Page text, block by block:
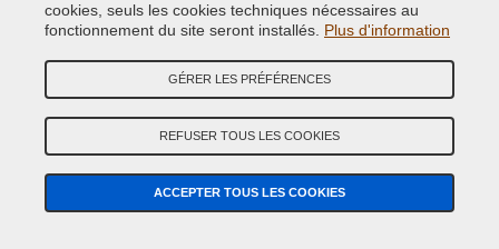
Peinture Voiture de toutes marques
cookies, seuls les cookies techniques nécessaires au
fonctionnement du site seront installés. Plus d'information
GÉRER LES PRÉFÉRENCES
REFUSER TOUS LES COOKIES
ACCEPTER TOUS LES COOKIES